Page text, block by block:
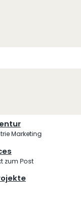
Marketing
zum Post